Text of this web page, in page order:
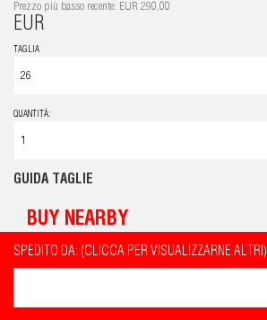
Prezzo più basso recente: EUR 290,00
EUR
TAGLIA
QUANTITÀ:
GUIDA TAGLIE
BUY NEARBY
SPEDITO DA: (CLICCA PER VISUALIZZARNE ALTRI)